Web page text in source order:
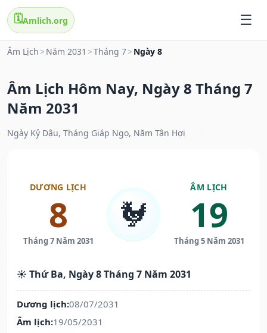
🗓️Amlich.org
Âm Lịch > Năm 2031 >Tháng 7> Ngày 8
Âm Lịch Hôm Nay, Ngày 8 Tháng 7
Năm 2031
Ngày Kỷ Dậu, Tháng Giáp Ngọ, Năm Tân Hợi
DƯƠNG LỊCH
8
Tháng 7 Năm 2031
🐓
ÂM LỊCH
19
Tháng 5 Năm 2031
☀️ Thứ Ba, Ngày 8 Tháng 7 Năm 2031
Dương lịch:08/07/2031
Âm lịch:19/05/2031